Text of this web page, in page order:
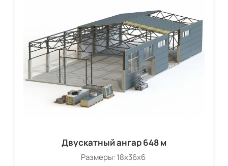
Двускатный ангар 648 м
Размеры: 18х36х6